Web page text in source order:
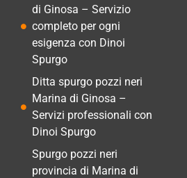
di Ginosa – Servizio
completo per ogni
esigenza con Dinoi
Spurgo
Ditta spurgo pozzi neri
Marina di Ginosa –
Servizi professionali con
Dinoi Spurgo
Spurgo pozzi neri
provincia di Marina di